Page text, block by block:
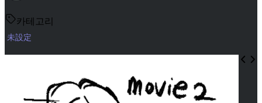
카테고리
未設定